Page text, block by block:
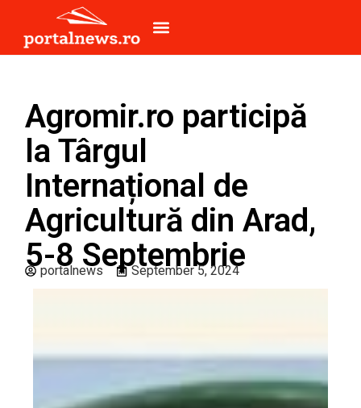
Agromir.ro participă
la Târgul
Internațional de
Agricultură din Arad,
5-8 Septembrie
portalnews September 5, 2024